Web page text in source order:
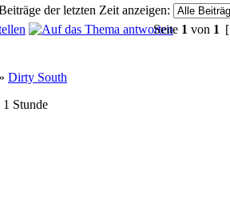
der letzten Zeit anzeigen:
Seite 1 von 1
» Dirty South
Stunde